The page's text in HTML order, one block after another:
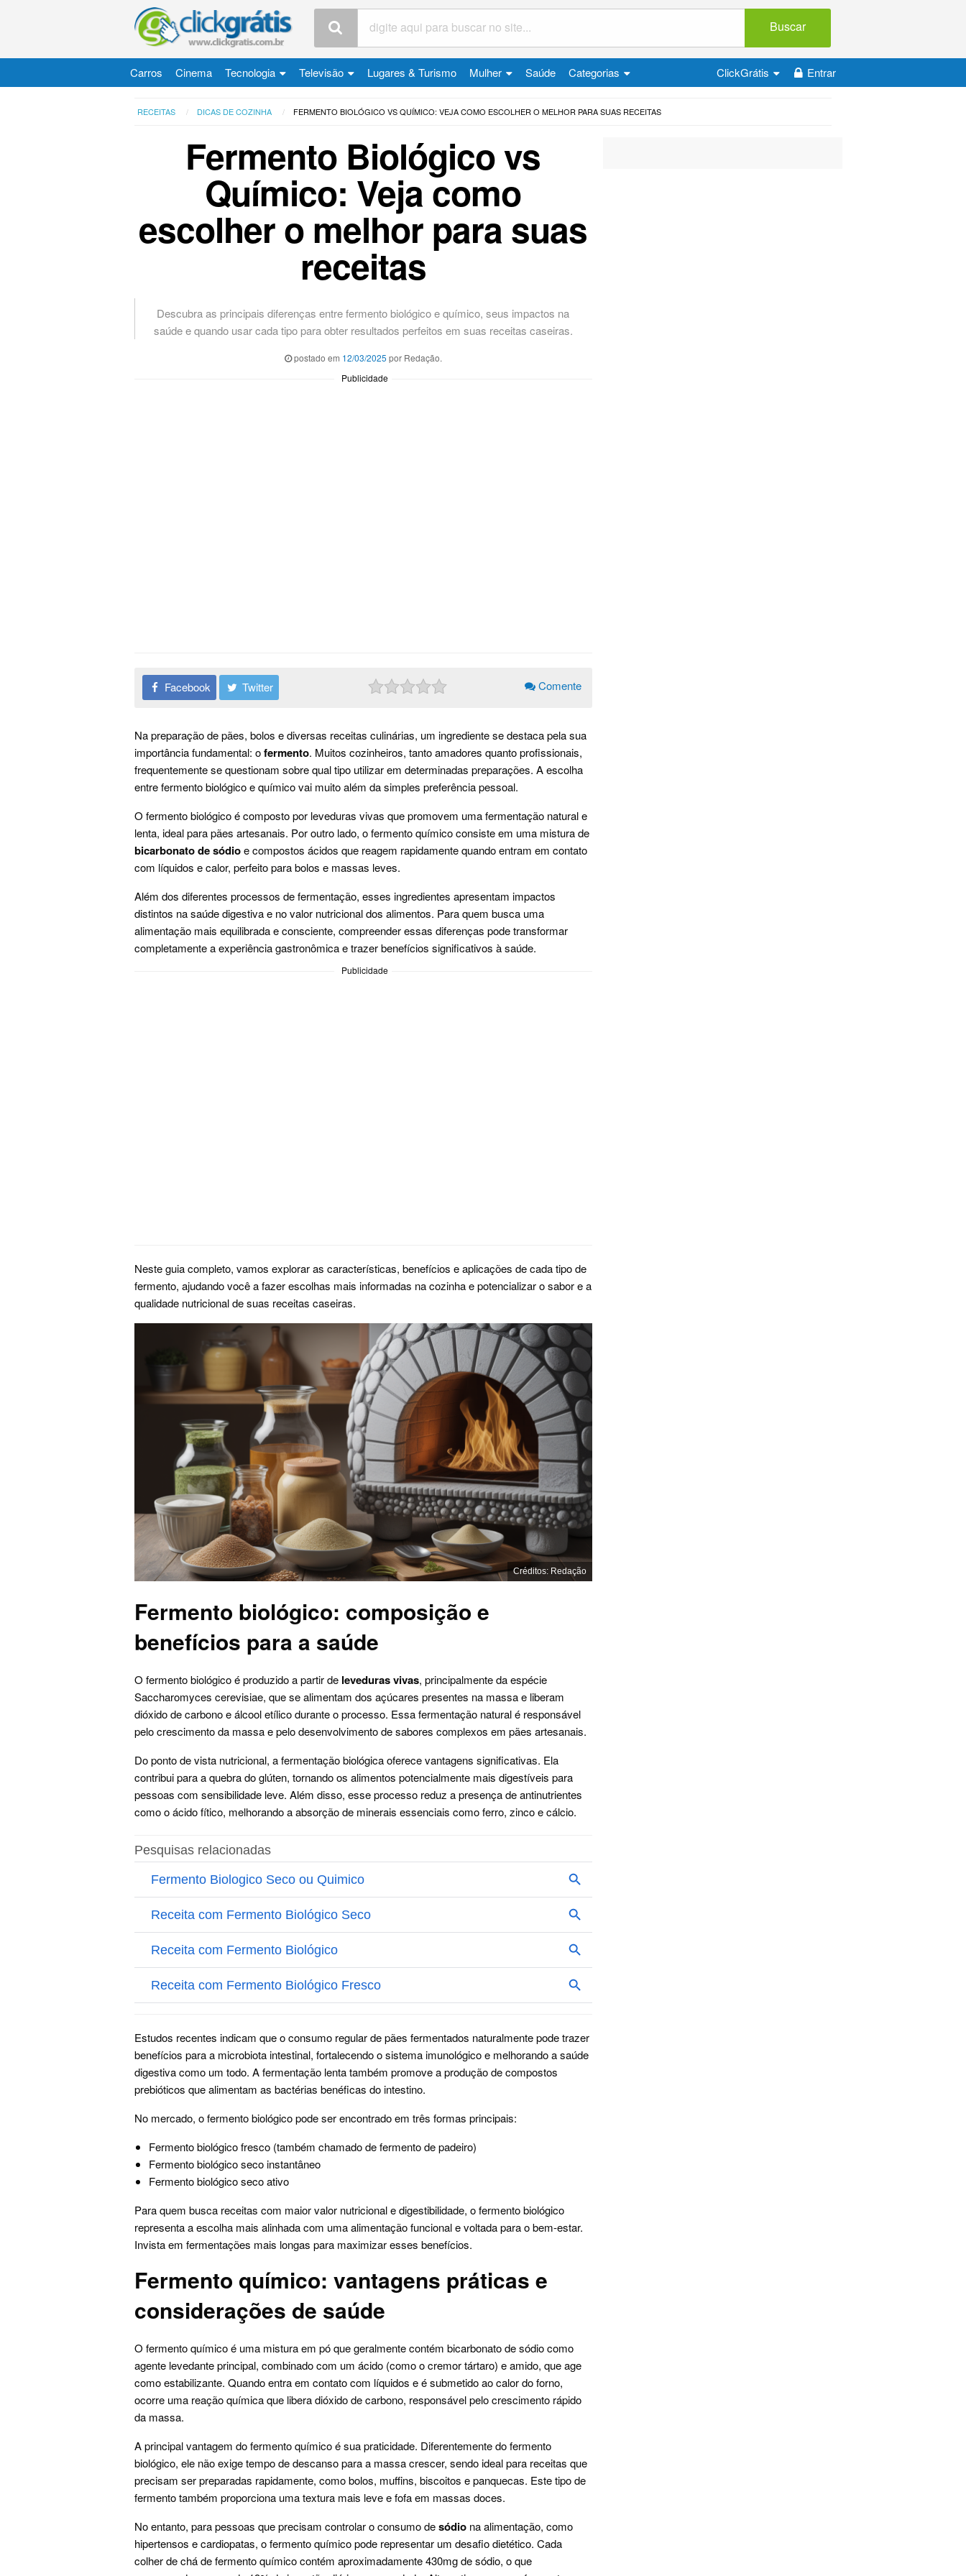
Buscar
Carros Cinema Tecnologia Televisão Lugares & Turismo Mulher Saúde Categorias Entrar
ClickGrátis
RECEITAS DICAS DE COZINHA FERMENTO BIOLÓGICO VS QUÍMICO: VEJA COMO ESCOLHER O MELHOR PARA SUAS RECEITAS
Fermento Biológico vs
Químico: Veja como
escolher o melhor para suas
receitas
Descubra as principais diferenças entre fermento biológico e químico, seus impactos na
saúde e quando usar cada tipo para obter resultados perfeitos em suas receitas caseiras.
postado em 12/03/2025 por Redação.
Publicidade
Facebook Twitter Comente
Na preparação de pães, bolos e diversas receitas culinárias, um ingrediente se destaca pela sua
importância fundamental: ofermento. Muitos cozinheiros, tanto amadores quanto profissionais,
frequentemente se questionam sobre qual tipo utilizar em determinadas preparações. A escolha
entre fermento biológico e químico vai muito além da simples preferência pessoal.
O fermento biológico é composto por leveduras vivas que promovem uma fermentação natural e
lenta, ideal para pães artesanais. Por outro lado, o fermento químico consiste em uma mistura de
bicarbonato de sódioe compostos ácidos que reagem rapidamente quando entram em contato
com líquidos e calor, perfeito para bolos e massas leves.
Além dos diferentes processos de fermentação, esses ingredientes apresentam impactos
distintos na saúde digestiva e no valor nutricional dos alimentos. Para quem busca uma
alimentação mais equilibrada e consciente, compreender essas diferenças pode transformar
completamente a experiência gastronômica e trazer benefícios significativos à saúde.
Publicidade
Neste guia completo, vamos explorar as características, benefícios e aplicações de cada tipo de
fermento, ajudando você a fazer escolhas mais informadas na cozinha e potencializar o sabor e a
qualidade nutricional de suas receitas caseiras.
Créditos: Redação
Fermento biológico: composição e
benefícios para a saúde
O fermento biológico é produzido a partir de leveduras vivas, principalmente da espécie
Saccharomyces cerevisiae, que se alimentam dos açúcares presentes na massa e liberam
dióxido de carbono e álcool etílico durante o processo. Essa fermentação natural é responsável
pelo crescimento da massa e pelo desenvolvimento de sabores complexos em pães artesanais.
Do ponto de vista nutricional, a fermentação biológica oferece vantagens significativas. Ela
contribui para a quebra do glúten, tornando os alimentos potencialmente mais digestíveis para
pessoas com sensibilidade leve. Além disso, esse processo reduz a presença de antinutrientes
como o ácido fítico, melhorando a absorção de minerais essenciais como ferro, zinco e cálcio.
Estudos recentes indicam que o consumo regular de pães fermentados naturalmente pode trazer
benefícios para a microbiota intestinal, fortalecendo o sistema imunológico e melhorando a saúde
digestiva como um todo. A fermentação lenta também promove a produção de compostos
prebióticos que alimentam as bactérias benéficas do intestino.
No mercado, o fermento biológico pode ser encontrado em três formas principais:
Fermento biológico fresco (também chamado de fermento de padeiro)
Fermento biológico seco instantâneo
Fermento biológico seco ativo
Para quem busca receitas com maior valor nutricional e digestibilidade, o fermento biológico
representa a escolha mais alinhada com uma alimentação funcional e voltada para o bem-estar.
Invista em fermentações mais longas para maximizar esses benefícios.
Fermento químico: vantagens práticas e
considerações de saúde
O fermento químico é uma mistura em pó que geralmente contém bicarbonato de sódio como
agente levedante principal, combinado com um ácido (como o cremor tártaro) e amido, que age
como estabilizante. Quando entra em contato com líquidos e é submetido ao calor do forno,
ocorre uma reação química que libera dióxido de carbono, responsável pelo crescimento rápido
da massa.
A principal vantagem do fermento químico é sua praticidade. Diferentemente do fermento
biológico, ele não exige tempo de descanso para a massa crescer, sendo ideal para receitas que
precisam ser preparadas rapidamente, como bolos, muffins, biscoitos e panquecas. Este tipo de
fermento também proporciona uma textura mais leve e fofa em massas doces.
No entanto, para pessoas que precisam controlar o consumo desódio na alimentação, como
hipertensos e cardiopatas, o fermento químico pode representar um desafio dietético. Cada
colher de chá de fermento químico contém aproximadamente 430mg de sódio, o que